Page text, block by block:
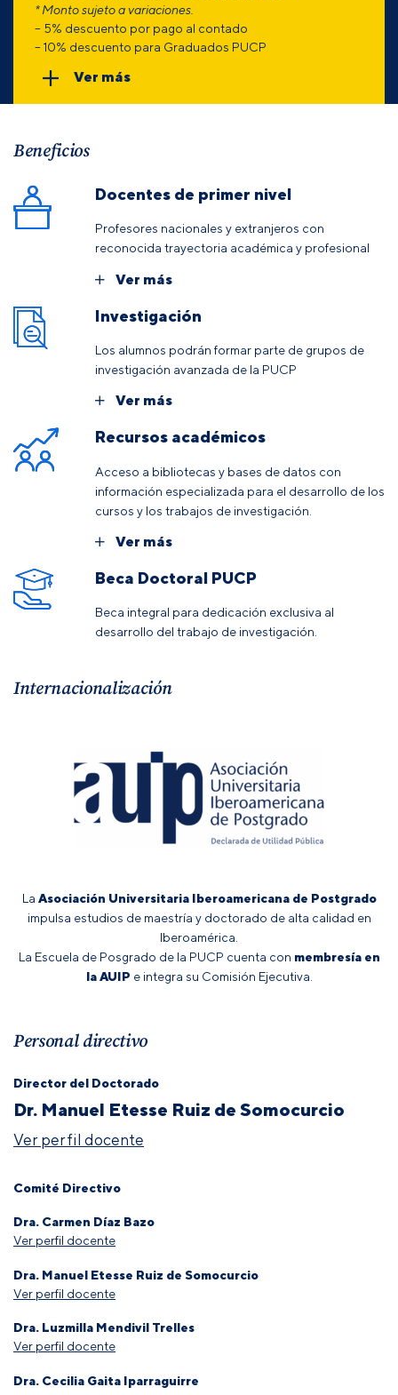
* Monto sujeto a variaciones.
– 5% descuento por pago al contado
– 10% descuento para Graduados PUCP
Ver más
Beneficios
Docentes de primer nivel
Profesores nacionales y extranjeros con
reconocida trayectoria académica y profesional
Ver más
Investigación
Los alumnos podrán formar parte de grupos de
investigación avanzada de la PUCP
Ver más
Recursos académicos
Acceso a bibliotecas y bases de datos con
información especializada para el desarrollo de los
cursos y los trabajos de investigación.
Ver más
Beca Doctoral PUCP
Beca integral para dedicación exclusiva al
desarrollo del trabajo de investigación.
Internacionalización
La Asociación Universitaria Iberoamericana de Postgrado
impulsa estudios de maestría y doctorado de alta calidad en
Iberoamérica.
La Escuela de Posgrado de la PUCP cuenta con membresía en
la AUIP e integra su Comisión Ejecutiva.
Personal directivo
Director del Doctorado
Dr. Manuel Etesse Ruiz de Somocurcio
Ver perfil docente
Comité Directivo
Dra. Carmen Díaz Bazo
Ver perfil docente
Dra. Manuel Etesse Ruiz de Somocurcio
Ver perfil docente
Dra. Luzmilla Mendivil Trelles
Ver perfil docente
Dra. Cecilia Gaita Iparraguirre